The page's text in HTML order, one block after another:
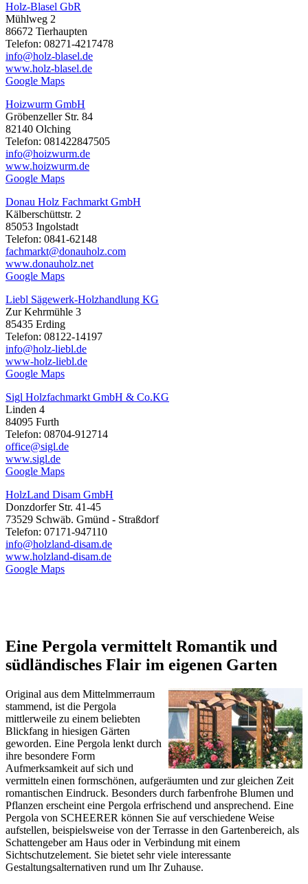
Holz-Blasel GbR
Mühlweg 2
86672 Tierhaupten
Telefon: 08271-4217478
info@holz-blasel.de
www.holz-blasel.de
Google Maps
Hoizwurm GmbH
Gröbenzeller Str. 84
82140 Olching
Telefon: 081422847505
info@hoizwurm.de
www.hoizwurm.de
Google Maps
Donau Holz Fachmarkt GmbH
Kälberschüttstr. 2
85053 Ingolstadt
Telefon: 0841-62148
fachmarkt@donauholz.com
www.donauholz.net
Google Maps
Liebl Sägewerk-Holzhandlung KG
Zur Kehrmühle 3
85435 Erding
Telefon: 08122-14197
info@holz-liebl.de
www-holz-liebl.de
Google Maps
Sigl Holzfachmarkt GmbH & Co.KG
Linden 4
84095 Furth
Telefon: 08704-912714
office@sigl.de
www.sigl.de
Google Maps
HolzLand Disam GmbH
Donzdorfer Str. 41-45
73529 Schwäb. Gmünd - Straßdorf
Telefon: 07171-947110
info@holzland-disam.de
www.holzland-disam.de
Google Maps
Eine Pergola vermittelt Romantik und
südländisches Flair im eigenen Garten
Original aus dem Mittelmmerraum
stammend, ist die Pergola
mittlerweile zu einem beliebten
Blickfang in hiesigen Gärten
geworden. Eine Pergola lenkt durch
ihre besondere Form
Aufmerksamkeit auf sich und
vermitteln einen formschönen, aufgeräumten und zur gleichen Zeit
romantischen Eindruck. Besonders durch farbenfrohe Blumen und
Pflanzen erscheint eine Pergola erfrischend und ansprechend. Eine
Pergola von SCHEERER können Sie auf verschiedene Weise
aufstellen, beispielsweise von der Terrasse in den Gartenbereich, als
Schattengeber am Haus oder in Verbindung mit einem
Sichtschutzelement. Sie bietet sehr viele interessante
Gestaltungsalternativen rund um Ihr Zuhause.